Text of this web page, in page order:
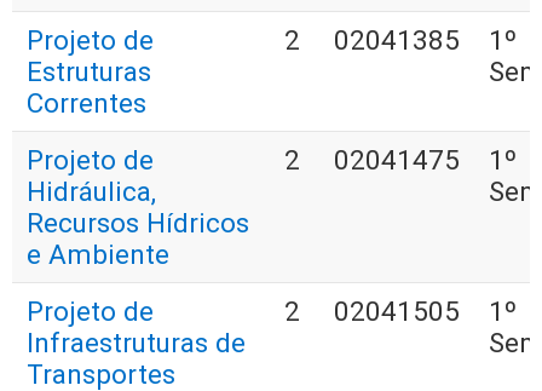
Projeto de
Estruturas
Correntes
2 02041385
1º
Projeto de
Hidráulica,
Recursos Hídricos
e Ambiente
2 02041475
1º
Projeto de
Infraestruturas de
Transportes
2 02041505
1º